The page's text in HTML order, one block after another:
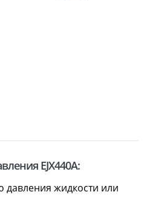
EJX440A:
жидкости или